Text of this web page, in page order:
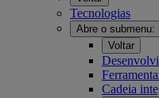
Tecnologias
Abre o submenu:
Voltar
Cadeia